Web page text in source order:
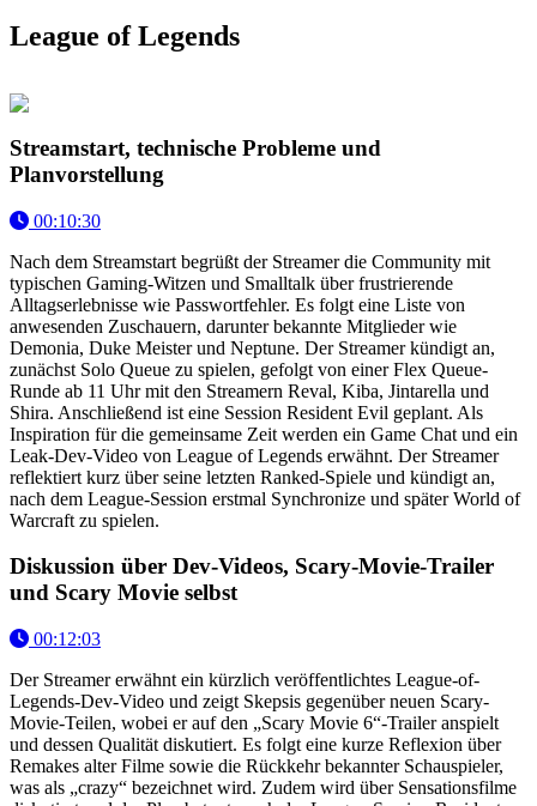
League of Legends
Streamstart, technische Probleme und
Planvorstellung
00:10:30
Nach dem Streamstart begrüßt der Streamer die Community mit
typischen Gaming-Witzen und Smalltalk über frustrierende
Alltagserlebnisse wie Passwortfehler. Es folgt eine Liste von
anwesenden Zuschauern, darunter bekannte Mitglieder wie
Demonia, Duke Meister und Neptune. Der Streamer kündigt an,
zunächst Solo Queue zu spielen, gefolgt von einer Flex Queue-
Runde ab 11 Uhr mit den Streamern Reval, Kiba, Jintarella und
Shira. Anschließend ist eine Session Resident Evil geplant. Als
Inspiration für die gemeinsame Zeit werden ein Game Chat und ein
Leak-Dev-Video von League of Legends erwähnt. Der Streamer
reflektiert kurz über seine letzten Ranked-Spiele und kündigt an,
nach dem League-Session erstmal Synchronize und später World of
Warcraft zu spielen.
Diskussion über Dev-Videos, Scary-Movie-Trailer
und Scary Movie selbst
00:12:03
Der Streamer erwähnt ein kürzlich veröffentlichtes League-of-
Legends-Dev-Video und zeigt Skepsis gegenüber neuen Scary-
Movie-Teilen, wobei er auf den „Scary Movie 6“-Trailer anspielt
und dessen Qualität diskutiert. Es folgt eine kurze Reflexion über
Remakes alter Filme sowie die Rückkehr bekannter Schauspieler,
was als „crazy“ bezeichnet wird. Zudem wird über Sensationsfilme